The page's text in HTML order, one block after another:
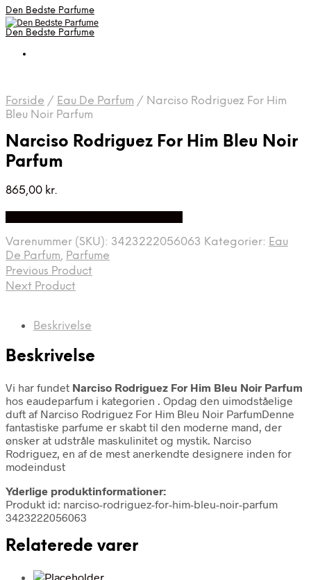
Den Bedste Parfume
Den Bedste Parfume
Forside / Eau De Parfum / Narciso Rodriguez For Him
Bleu Noir Parfum
Narciso Rodriguez For Him Bleu Noir
Parfum
865,00 kr.
Varenummer (SKU): 3423222056063 Kategorier: Eau
De Parfum, Parfume
Previous Product
Next Product
Beskrivelse
Beskrivelse
Vi har fundet Narciso Rodriguez For Him Bleu Noir Parfum
hos eaudeparfum i kategorien . Opdag den uimodståelige
duft af Narciso Rodriguez For Him Bleu Noir ParfumDenne
fantastiske parfume er skabt til den moderne mand, der
ønsker at udstråle maskulinitet og mystik. Narciso
Rodriguez, en af de mest anerkendte designere inden for
modeindust
Yderlige produktinformationer:
Produkt id: narciso-rodriguez-for-him-bleu-noir-parfum
3423222056063
Relaterede varer